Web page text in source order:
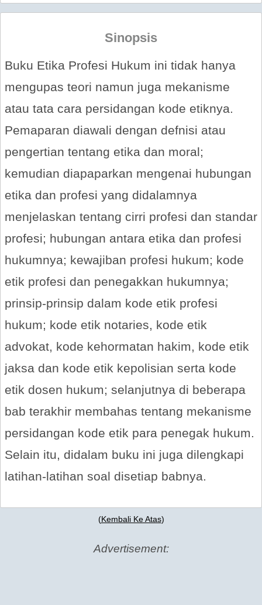
Sinopsis
Buku Etika Profesi Hukum ini tidak hanya
mengupas teori namun juga mekanisme
atau tata cara persidangan kode etiknya.
Pemaparan diawali dengan defnisi atau
pengertian tentang etika dan moral;
kemudian diapaparkan mengenai hubungan
etika dan profesi yang didalamnya
menjelaskan tentang cirri profesi dan standar
profesi; hubungan antara etika dan profesi
hukumnya; kewajiban profesi hukum; kode
etik profesi dan penegakkan hukumnya;
prinsip-prinsip dalam kode etik profesi
hukum; kode etik notaries, kode etik
advokat, kode kehormatan hakim, kode etik
jaksa dan kode etik kepolisian serta kode
etik dosen hukum; selanjutnya di beberapa
bab terakhir membahas tentang mekanisme
persidangan kode etik para penegak hukum.
Selain itu, didalam buku ini juga dilengkapi
latihan-latihan soal disetiap babnya.
(Kembali Ke Atas)
Advertisement: